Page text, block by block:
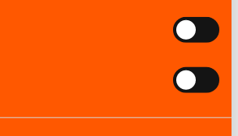
gli altri servizi
ogni richiesta e garantire un
JetPark ha pensato a una
di servizi aggiuntivi.